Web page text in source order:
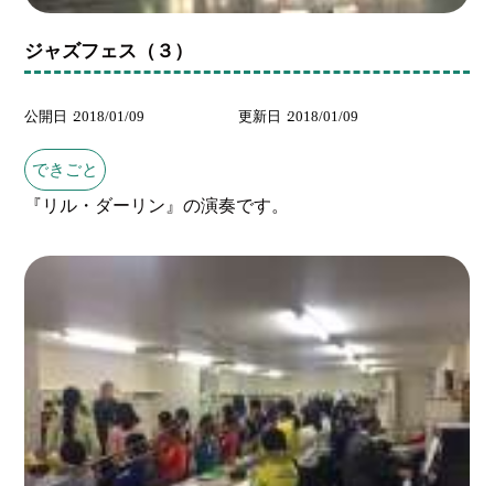
ジャズフェス（３）
公開日 2018/01/09 更新日 2018/01/09
できごと
『リル・ダーリン』の演奏です。